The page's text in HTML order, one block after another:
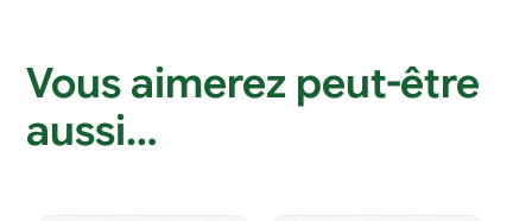
Vous aimerez peut-être
aussi…